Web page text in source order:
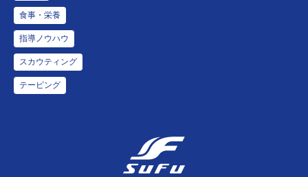
食事・栄養
指導ノウハウ
スカウティング
テーピング